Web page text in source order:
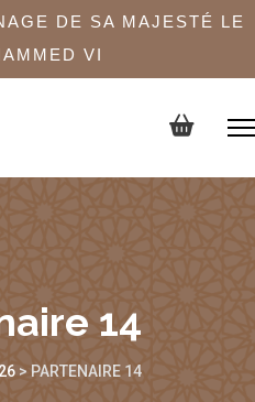
DE SA MAJESTÉ LE
VI
14
> PARTENAIRE 14